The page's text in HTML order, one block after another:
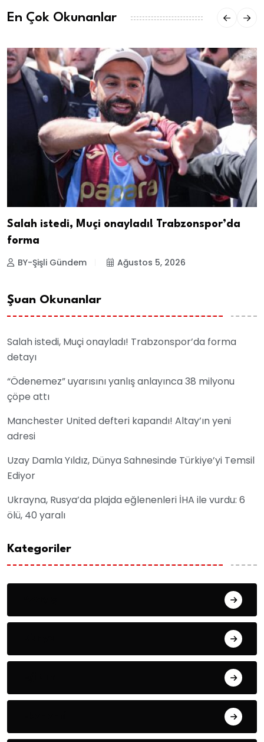
En Çok Okunanlar
Salah istedi, Muçi onayladı! Trabzonspor’da
forma
BY-Şişli Gündem Ağustos 5, 2026
Şuan Okunanlar
Salah istedi, Muçi onayladı! Trabzonspor’da forma
detayı
“Ödenemez” uyarısını yanlış anlayınca 38 milyonu
çöpe attı
Manchester United defteri kapandı! Altay’ın yeni
adresi
Uzay Damla Yıldız, Dünya Sahnesinde Türkiye’yi Temsil
Ediyor
Ukrayna, Rusya’da plajda eğlenenleri İHA ile vurdu: 6
ölü, 40 yaralı
Kategoriler